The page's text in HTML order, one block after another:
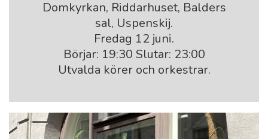
Domkyrkan, Riddarhuset, Balders
sal, Uspenskij.
Fredag 12 juni.
Börjar: 19:30 Slutar: 23:00
Utvalda körer och orkestrar.